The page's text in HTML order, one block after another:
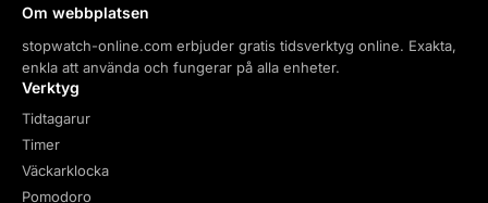
Om webbplatsen
stopwatch-online.com erbjuder gratis tidsverktyg online. Exakta,
enkla att använda och fungerar på alla enheter.
Verktyg
Tidtagarur
Timer
Väckarklocka
Pomodoro